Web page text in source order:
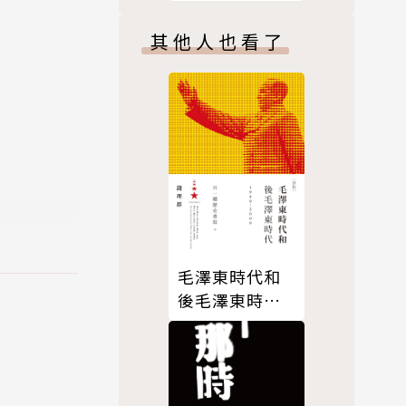
教授
感覺。
其他人也看了
毛澤東時代和
後毛澤東時代
（1949-
2009）：另一
種歷史書寫
（下）